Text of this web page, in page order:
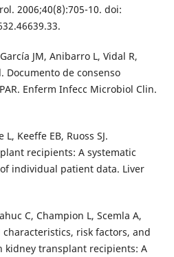
2006;40(8):705-10. doi:
JM, Anibarro L, Vidal R,
Documento de consenso
Enferm Infecc Microbiol Clin.
Keeffe EB, Ruoss SJ.
recipients: A systematic
individual patient data. Liver
C, Champion L, Scemla A,
risk factors, and
kidney transplant recipients: A